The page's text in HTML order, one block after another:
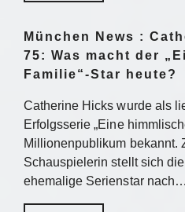
München News :
75: Was macht der
Familie“-Star heute?
Catherine Hicks wurde als
Erfolgsserie „Eine
Millionenpublikum bekannt.
Schauspielerin stellt sich
ehemalige Serienstar nach…